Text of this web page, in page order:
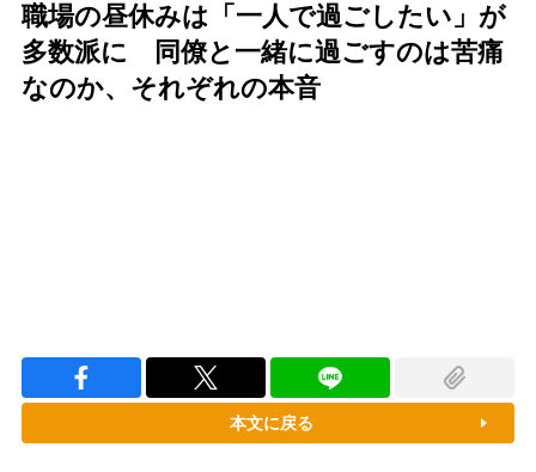
職場の昼休みは「一人で過ごしたい」が
多数派に 同僚と一緒に過ごすのは苦痛
なのか、それぞれの本音
本文に戻る